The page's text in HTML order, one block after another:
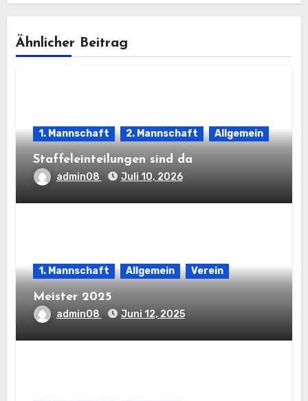
Ähnlicher Beitrag
1. Mannschaft 2. Mannschaft Allgemein
Staffeleinteilungen sind da
admin08 Juli 10, 2026
1. Mannschaft Allgemein Verein
Meister 2025
admin08 Juni 12, 2025